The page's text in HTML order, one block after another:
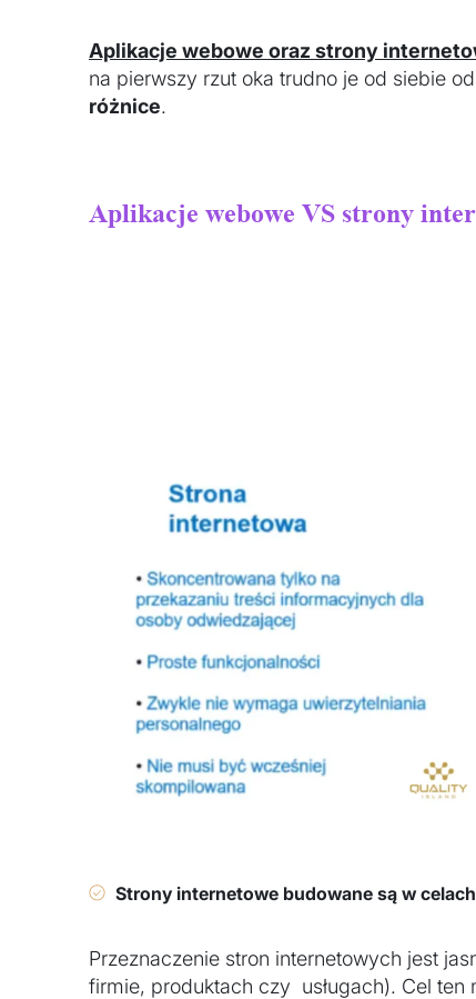
Aplikacje webowe oraz strony
na pierwszy rzut oka trudno je od siebie
różnice.
Aplikacje webowe VS strony
Strony internetowe budowane są w
Przeznaczenie stron internetowych jest
firmie, produktach czy usługach). Cel ten